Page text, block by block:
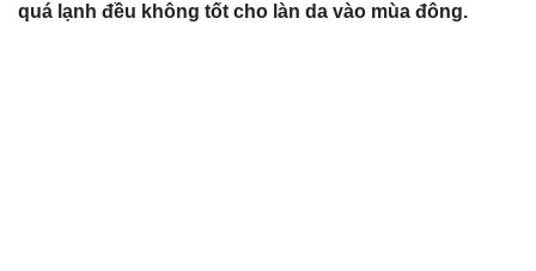
quá lạnh đều không tốt cho làn da vào mùa đông.